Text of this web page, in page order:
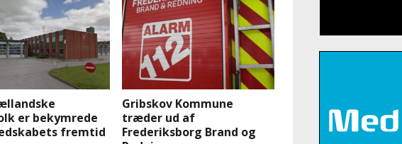
er bekymrede
fremtid
Gribskov Kommune
træder ud af
Frederiksborg Brand og